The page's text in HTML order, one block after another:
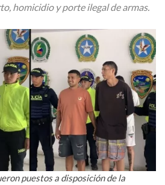
homicidio y porte ilegal de armas.
puestos a disposición de la